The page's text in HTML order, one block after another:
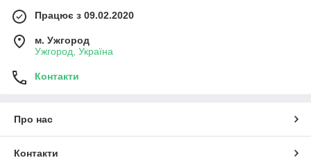
Працює з 09.02.2020
м. Ужгород
Ужгород, Україна
Контакти
Про нас
Контакти